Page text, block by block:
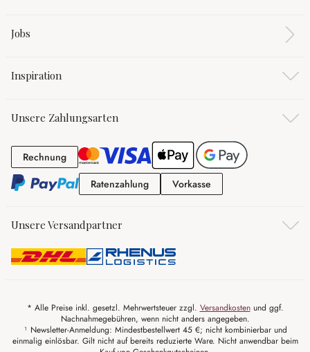
Jobs
Inspiration
Unsere Zahlungsarten
RechnungRechnung
RatenzahlungRatenzahlung
Vorkasse
Unsere Versandpartner
* Alle Preise inkl. gesetzl. Mehrwertsteuer zzgl. Versandkostenund ggf.
Nachnahmegebühren, wenn nicht anders angegeben.
¹ Newsletter-Anmeldung: Mindestbestellwert 45 €; nicht kombinierbar und
einmalig einlösbar. Gilt nicht auf bereits reduzierte Ware. Nicht anwendbar beim